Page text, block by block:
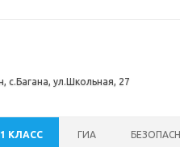
с.Багана, ул.Школьная, 27
КЛАСС ГИА